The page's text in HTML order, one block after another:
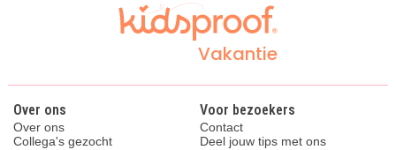
Vakantie
Over ons
Over ons
Collega's gezocht
Voor bezoekers
Contact
Deel jouw tips met ons